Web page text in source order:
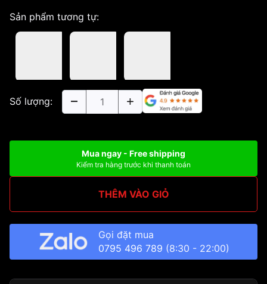
Sản phẩm tương tự:
Số lượng:
Mua ngay - Free shipping
Kiểm tra hàng trước khi thanh toán
THÊM VÀO GIỎ
Gọi đặt mua
0795 496 789 (8:30 - 22:00)